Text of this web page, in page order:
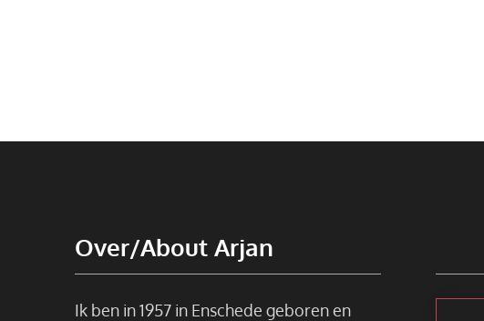
Over/About Arjan
Ik ben in 1957 in Enschede geboren en